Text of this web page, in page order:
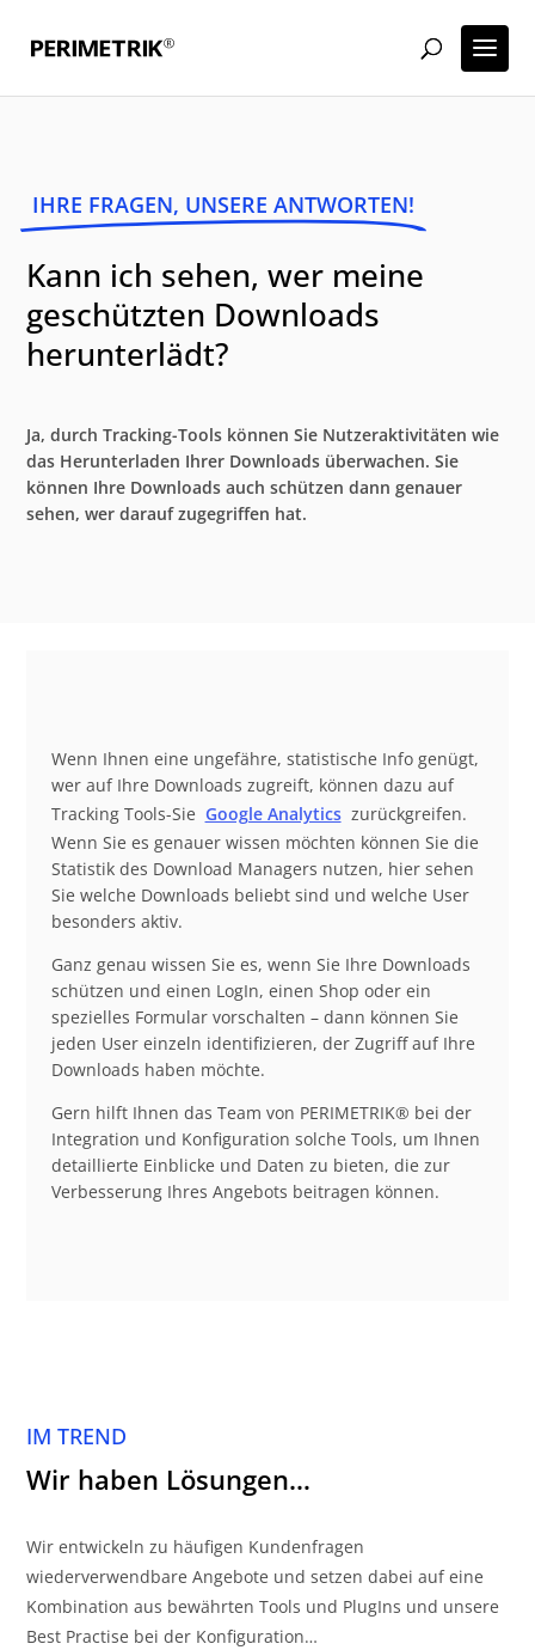
IHRE FRAGEN, UNSERE ANTWORTEN!
Kann ich sehen, wer meine
geschützten Downloads
herunterlädt?
Ja, durch Tracking-Tools können Sie Nutzeraktivitäten wie
das Herunterladen Ihrer Downloads überwachen. Sie
können Ihre Downloads auch schützen dann genauer
sehen, wer darauf zugegriffen hat.
Wenn Ihnen eine ungefähre, statistische Info genügt,
wer auf Ihre Downloads zugreift, können dazu auf
Tracking Tools-Sie Google Analytics zurückgreifen.
Wenn Sie es genauer wissen möchten können Sie die
Statistik des Download Managers nutzen, hier sehen
Sie welche Downloads beliebt sind und welche User
besonders aktiv.
Ganz genau wissen Sie es, wenn Sie Ihre Downloads
schützen und einen LogIn, einen Shop oder ein
spezielles Formular vorschalten – dann können Sie
jeden User einzeln identifizieren, der Zugriff auf Ihre
Downloads haben möchte.
Gern hilft Ihnen das Team von PERIMETRIK® bei der
Integration und Konfiguration solche Tools, um Ihnen
detaillierte Einblicke und Daten zu bieten, die zur
Verbesserung Ihres Angebots beitragen können.
IM TREND
Wir haben Lösungen…
Wir entwickeln zu häufigen Kundenfragen
wiederverwendbare Angebote und setzen dabei auf eine
Kombination aus bewährten Tools und PlugIns und unsere
Best Practise bei der Konfiguration…